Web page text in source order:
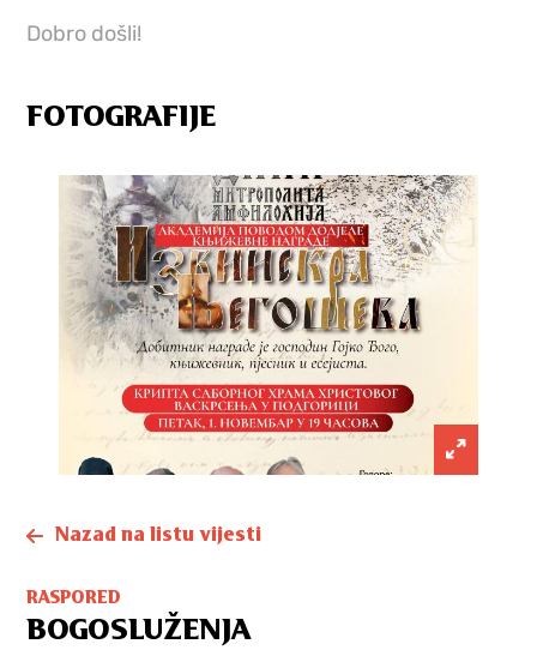
Dobro došli!
FOTOGRAFIJE
Nazad na listu vijesti
RASPORED
BOGOSLUŽENJA